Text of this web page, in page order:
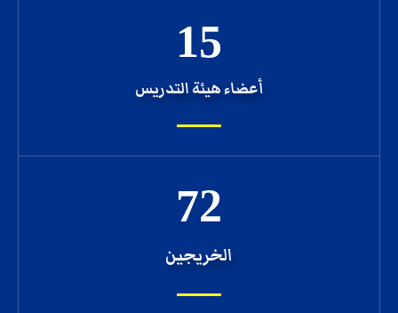
أعضاء هيئة التدريس
15
الخريجين
72